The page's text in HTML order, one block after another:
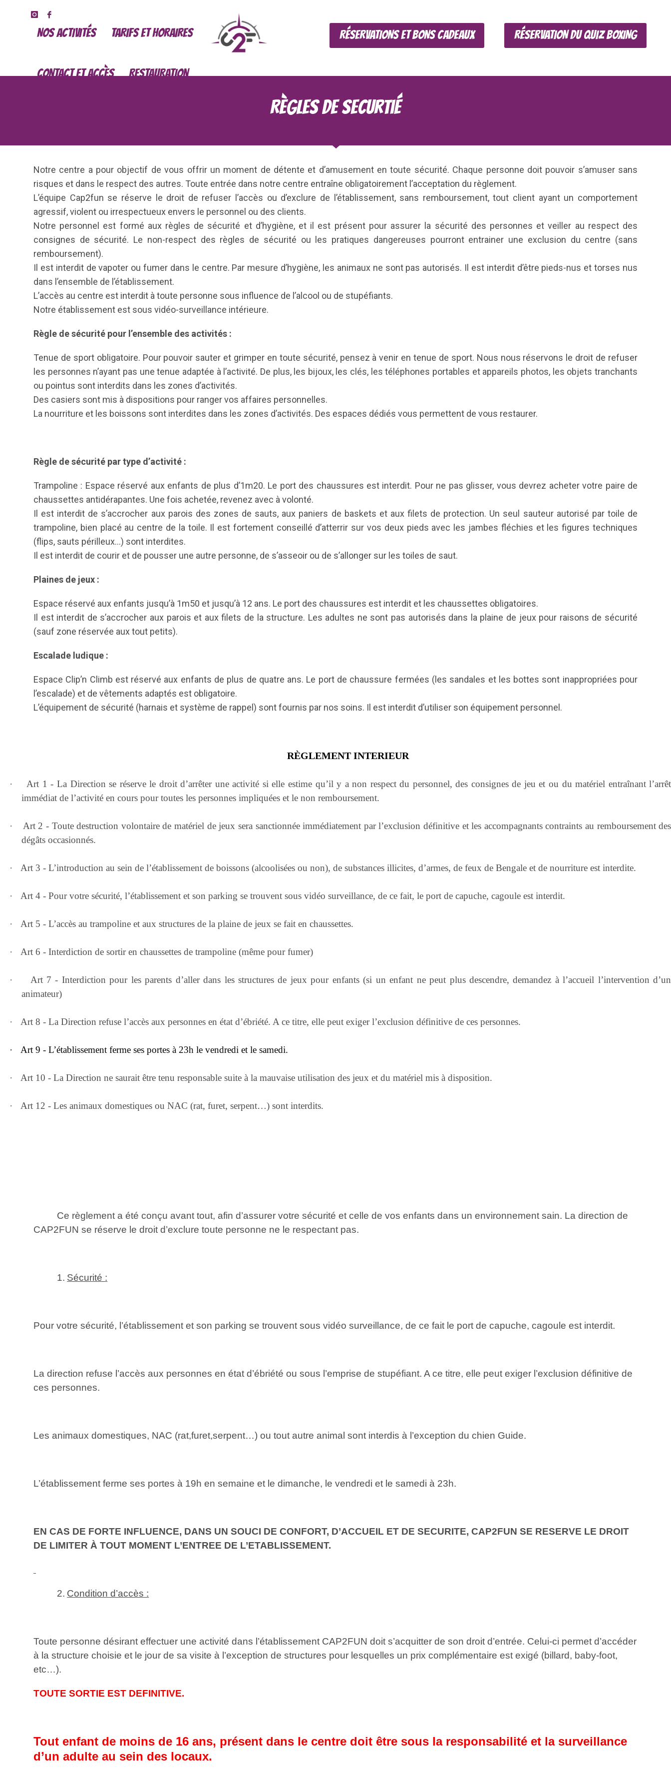
NOS ACTIVITÉS TARIFS ET HORAIRES
CONTACT ET ACCÈS RESTAURATION
RÉSERVATIONS ET BONS CADEAUX RÉSERVATION DU QUIZ BOXING
Règles de securtié
Notre centre a pour objectif de vous offrir un moment de détente et d’amusement en toute sécurité. Chaque personne doit pouvoir s’amuser sans
risques et dans le respect des autres. Toute entrée dans notre centre entraîne obligatoirement l’acceptation du règlement.
L’équipe Cap2fun se réserve le droit de refuser l’accès ou d’exclure de l’établissement, sans remboursement, tout client ayant un comportement
agressif, violent ou irrespectueux envers le personnel ou des clients.
Notre personnel est formé aux règles de sécurité et d’hygiène, et il est présent pour assurer la sécurité des personnes et veiller au respect des
consignes de sécurité. Le non-respect des règles de sécurité ou les pratiques dangereuses pourront entrainer une exclusion du centre (sans
remboursement).
Il est interdit de vapoter ou fumer dans le centre. Par mesure d’hygiène, les animaux ne sont pas autorisés. Il est interdit d’être pieds-nus et torses nus
dans l’ensemble de l’établissement.
L’accès au centre est interdit à toute personne sous influence de l’alcool ou de stupéfiants.
Notre établissement est sous vidéo-surveillance intérieure.
Règle de sécurité pour l’ensemble des activités :
Tenue de sport obligatoire. Pour pouvoir sauter et grimper en toute sécurité, pensez à venir en tenue de sport. Nous nous réservons le droit de refuser
les personnes n’ayant pas une tenue adaptée à l’activité. De plus, les bijoux, les clés, les téléphones portables et appareils photos, les objets tranchants
ou pointus sont interdits dans les zones d’activités.
Des casiers sont mis à dispositions pour ranger vos affaires personnelles.
La nourriture et les boissons sont interdites dans les zones d’activités. Des espaces dédiés vous permettent de vous restaurer.
Règle de sécurité par type d’activité :
Trampoline : Espace réservé aux enfants de plus d’1m20. Le port des chaussures est interdit. Pour ne pas glisser, vous devrez acheter votre paire de
chaussettes antidérapantes. Une fois achetée, revenez avec à volonté.
Il est interdit de s’accrocher aux parois des zones de sauts, aux paniers de baskets et aux filets de protection. Un seul sauteur autorisé par toile de
trampoline, bien placé au centre de la toile. Il est fortement conseillé d’atterrir sur vos deux pieds avec les jambes fléchies et les figures techniques
(flips, sauts périlleux…) sont interdites.
Il est interdit de courir et de pousser une autre personne, de s’asseoir ou de s’allonger sur les toiles de saut.
Plaines de jeux :
Espace réservé aux enfants jusqu’à 1m50 et jusqu’à 12 ans. Le port des chaussures est interdit et les chaussettes obligatoires.
Il est interdit de s’accrocher aux parois et aux filets de la structure. Les adultes ne sont pas autorisés dans la plaine de jeux pour raisons de sécurité
(sauf zone réservée aux tout petits).
Escalade ludique :
Espace Clip’n Climb est réservé aux enfants de plus de quatre ans. Le port de chaussure fermées (les sandales et les bottes sont inappropriées pour
l’escalade) et de vêtements adaptés est obligatoire.
L’équipement de sécurité (harnais et système de rappel) sont fournis par nos soins. Il est interdit d’utiliser son équipement personnel.
RÈGLEMENT INTERIEUR
·
Art 1 - La Direction se réserve le droit d’arrêter une activité si elle estime qu’il y a non respect du personnel, des consignes de jeu et ou du matériel entraînant l’arrêt
immédiat de l’activité en cours pour toutes les personnes impliquées et le non remboursement.
·
Art 2 - Toute destruction volontaire de matériel de jeux sera sanctionnée immédiatement par l’exclusion définitive et les accompagnants contraints au remboursement des
dégâts occasionnés.
· Art 3 - L’introduction au sein de l’établissement de boissons (alcoolisées ou non), de substances illicites, d’armes, de feux de Bengale et de nourriture est interdite.
· Art 4 - Pour votre sécurité, l’établissement et son parking se trouvent sous vidéo surveillance, de ce fait, le port de capuche, cagoule est interdit.
· Art 5 - L’accès au trampoline et aux structures de la plaine de jeux se fait en chaussettes.
· Art 6 - Interdiction de sortir en chaussettes de trampoline (même pour fumer)
·
Art 7 - Interdiction pour les parents d’aller dans les structures de jeux pour enfants (si un enfant ne peut plus descendre, demandez à l’accueil l’intervention d’un
animateur)
· Art 8 - La Direction refuse l’accès aux personnes en état d’ébriété. A ce titre, elle peut exiger l’exclusion définitive de ces personnes.
· Art 9 - L’établissement ferme ses portes à 23h le vendredi et le samedi.
· Art 10 - La Direction ne saurait être tenu responsable suite à la mauvaise utilisation des jeux et du matériel mis à disposition.
· Art 12 - Les animaux domestiques ou NAC (rat, furet, serpent…) sont interdits.
Ce règlement a été conçu avant tout, afin d’assurer votre sécurité et celle de vos enfants dans un environnement sain. La direction de
CAP2FUN se réserve le droit d’exclure toute personne ne le respectant pas.
1. Sécurité :
Pour votre sécurité, l’établissement et son parking se trouvent sous vidéo surveillance, de ce fait le port de capuche, cagoule est interdit.
La direction refuse l’accès aux personnes en état d’ébriété ou sous l’emprise de stupéfiant. A ce titre, elle peut exiger l’exclusion définitive de
ces personnes.
Les animaux domestiques, NAC (rat,furet,serpent…) ou tout autre animal sont interdis à l’exception du chien Guide.
L’établissement ferme ses portes à 19h en semaine et le dimanche, le vendredi et le samedi à 23h.
EN CAS DE FORTE INFLUENCE, DANS UN SOUCI DE CONFORT, D’ACCUEIL ET DE SECURITE, CAP2FUN SE RESERVE LE DROIT
DE LIMITER À TOUT MOMENT L’ENTREE DE L’ETABLISSEMENT.
2. Condition d’accès :
Toute personne désirant effectuer une activité dans l’établissement CAP2FUN doit s’acquitter de son droit d’entrée. Celui-ci permet d’accéder
à la structure choisie et le jour de sa visite à l’exception de structures pour lesquelles un prix complémentaire est exigé (billard, baby-foot,
etc…).
TOUTE SORTIE EST DEFINITIVE.
Tout enfant de moins de 16 ans, présent dans le centre doit être sous la responsabilité et la surveillance
d’un adulte au sein des locaux.